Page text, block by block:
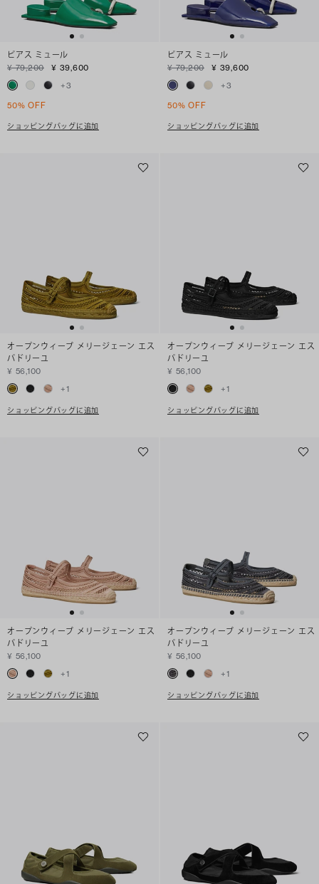
ピアス ミュール
¥ 79,200
¥ 39,600
+3
50% OFF
ショッピングバッグに追加
ピアス ミュール
¥ 79,200
¥ 39,600
+3
50% OFF
ショッピングバッグに追加
オープンウィーブ メリージェーン エス
パドリーユ
¥ 56,100
+1
ショッピングバッグに追加
オープンウィーブ メリージェーン エス
パドリーユ
¥ 56,100
+1
ショッピングバッグに追加
オープンウィーブ メリージェーン エス
パドリーユ
¥ 56,100
+1
ショッピングバッグに追加
オープンウィーブ メリージェーン エス
パドリーユ
¥ 56,100
+1
ショッピングバッグに追加